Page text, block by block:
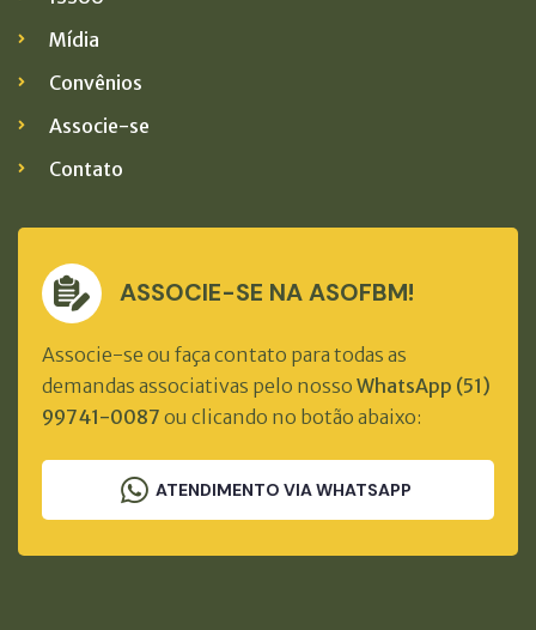
Mídia
Convênios
Associe-se
Contato
ASSOCIE-SE NA ASOFBM!
Associe-se ou faça contato para todas as
demandas associativas pelo nosso WhatsApp (51)
99741-0087 ou clicando no botão abaixo:
ATENDIMENTO VIA WHATSAPP